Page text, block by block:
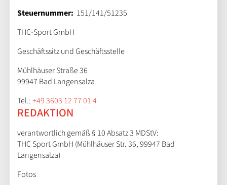
Steuernummer: 151/141/51235
THC-Sport GmbH
Geschäftssitz und Geschäftsstelle
Mühlhäuser Straße 36
99947 Bad Langensalza
Tel.:+49 3603 12 77 01 4
REDAKTION
verantwortlich gemäß § 10 Absatz 3 MDStV:
THC Sport GmbH (Mühlhäuser Str. 36, 99947 Bad
Langensalza)
Fotos